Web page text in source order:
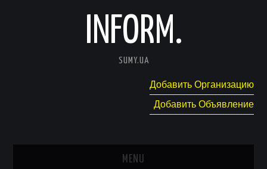
INFORM.
SUMY.UA
Добавить Организацию
Добавить Объявление
MENU